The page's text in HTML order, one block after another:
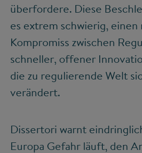
überfordere. Diese
es extrem schwierig,
Kompromiss zwischen
schneller, offener
die zu regulierende Welt
verändert.
Dissertori warnt
Europa Gefahr läuft, den